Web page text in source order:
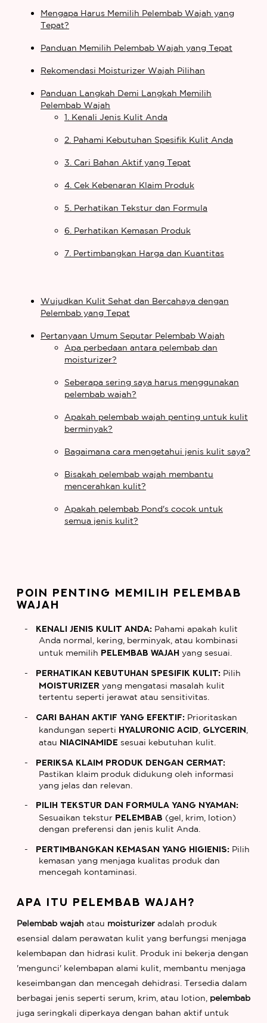
Mengapa Harus Memilih Pelembab Wajah yang
Tepat?
Panduan Memilih Pelembab Wajah yang Tepat
Rekomendasi Moisturizer Wajah Pilihan
Panduan Langkah Demi Langkah Memilih
Pelembab Wajah
1. Kenali Jenis Kulit Anda
2. Pahami Kebutuhan Spesifik Kulit Anda
3. Cari Bahan Aktif yang Tepat
4. Cek Kebenaran Klaim Produk
5. Perhatikan Tekstur dan Formula
6. Perhatikan Kemasan Produk
7. Pertimbangkan Harga dan Kuantitas
Wujudkan Kulit Sehat dan Bercahaya dengan
Pelembab yang Tepat
Pertanyaan Umum Seputar Pelembab Wajah
Apa perbedaan antara pelembab dan
moisturizer?
Seberapa sering saya harus menggunakan
pelembab wajah?
Apakah pelembab wajah penting untuk kulit
berminyak?
Bagaimana cara mengetahui jenis kulit saya?
Bisakah pelembab wajah membantu
mencerahkan kulit?
Apakah pelembab Pond's cocok untuk
semua jenis kulit?
POIN PENTING MEMILIH PELEMBAB
WAJAH
Kenali Jenis Kulit Anda: Pahami apakah kulit
Anda normal, kering, berminyak, atau kombinasi
untuk memilih pelembab wajah yang sesuai.
Perhatikan Kebutuhan Spesifik Kulit: Pilih
moisturizer yang mengatasi masalah kulit
tertentu seperti jerawat atau sensitivitas.
Cari Bahan Aktif yang Efektif: Prioritaskan
kandungan seperti hyaluronic acid glycerin
atau niacinamide sesuai kebutuhan kulit.
Periksa Klaim Produk dengan Cermat:
Pastikan klaim produk didukung oleh informasi
yang jelas dan relevan.
Pilih Tekstur dan Formula yang Nyaman:
Sesuaikan tekstur pelembab (gel, krim, lotion)
dengan preferensi dan jenis kulit Anda.
Pertimbangkan Kemasan yang Higienis: Pilih
kemasan yang menjaga kualitas produk dan
mencegah kontaminasi.
APA ITU PELEMBAB WAJAH?
Pelembab wajah atau moisturizer adalah produk
esensial dalam perawatan kulit yang berfungsi menjaga
kelembapan dan hidrasi kulit. Produk ini bekerja dengan
'mengunci' kelembapan alami kulit, membantu menjaga
keseimbangan dan mencegah dehidrasi. Tersedia dalam
berbagai jenis seperti serum, krim, atau lotion, pelembab
juga seringkali diperkaya dengan bahan aktif untuk